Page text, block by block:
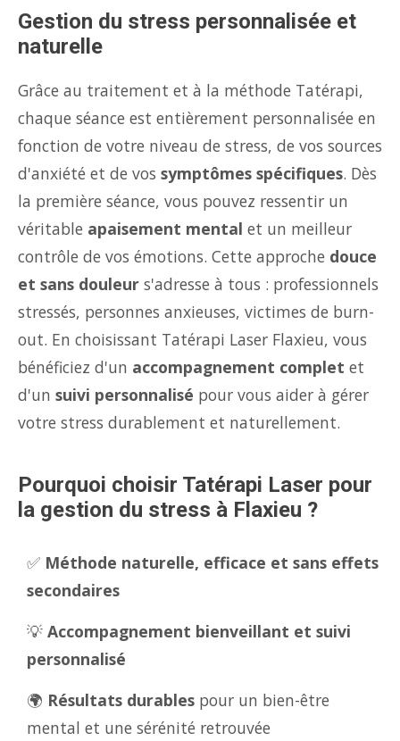
Gestion du stress personnalisée et
naturelle
Grâce au traitement et à la méthode Tatérapi,
chaque séance est entièrement personnalisée en
fonction de votre niveau de stress, de vos sources
d'anxiété et de vos symptômes spécifiques. Dès
la première séance, vous pouvez ressentir un
véritable apaisement mental et un meilleur
contrôle de vos émotions. Cette approche douce
et sans douleur s'adresse à tous : professionnels
stressés, personnes anxieuses, victimes de burn-
out. En choisissant Tatérapi Laser Flaxieu, vous
bénéficiez d'un accompagnement complet et
d'un suivi personnalisé pour vous aider à gérer
votre stress durablement et naturellement.
Pourquoi choisir Tatérapi Laser pour
la gestion du stress à Flaxieu ?
✅ Méthode naturelle, efficace et sans effets
secondaires
💡 Accompagnement bienveillant et suivi
personnalisé
🌍 Résultats durables pour un bien-être
mental et une sérénité retrouvée